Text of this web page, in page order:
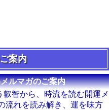
案内
ルマガのご案内
智から、時流を読む開運メ
流れを読み解き、運を味方